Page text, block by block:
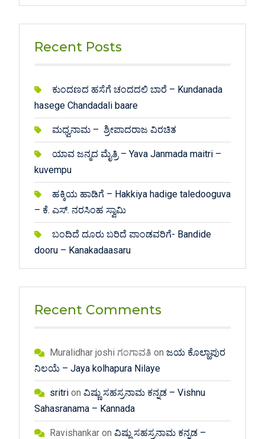
Recent Posts
ಕುಂದಣದ ಹಸೆಗೆ ಚಂದದಲಿ ಬಾರೆ – Kundanada
hasege Chandadali baare
ಮಧ್ವನಾಮ – ಶ್ರೀಪಾದರಾಜ ವಿರಚಿತ
ಯಾವ ಜನ್ಮದ ಮೈತ್ರಿ – Yava Janmada maitri –
kuvempu
ಹಕ್ಕಿಯ ಹಾಡಿಗೆ – Hakkiya hadige taledooguva
– ಕೆ. ಎಸ್. ನರಸಿಂಹ ಸ್ವಾಮಿ
ಬಂದಿದೆ ದೂರು ಬರಿದೆ ಪಾಂಡವರಿಗೆ- Bandide
dooru – Kanakadaasaru
Recent Comments
Muralidhar joshi ಗಂಗಾವತಿ on ಜಯ ಕೊಲ್ಹಾಪುರ
ನಿಲಯೆ – Jaya kolhapura Nilaye
sritrion ವಿಷ್ಣು ಸಹಸ್ರನಾಮ ಕನ್ನಡ – Vishnu
Sahasranama – Kannada
Ravishankaron ವಿಷ್ಣು ಸಹಸ್ರನಾಮ ಕನ್ನಡ –